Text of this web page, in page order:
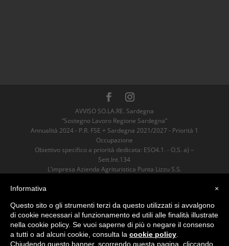
AVVISO SO.LA.RE. Sardegna
“Sostegno Lavoro Regione Sardegna”
Annualità 2024 - P.R. FSE + Sardegna 2021/2027 - Priorità 1
Occupazione
Obiettivo specifico a priorità dedicata: ESO4.1. - O.S. a) –
Sett.Int.134
L’impresa Azienda Agrituristica Punta Lizzu S.S.
4600,00.
Azienda Agrituristica Punta Lizzu
Loc. Ofricatu, 08029 Siniscola (NU)
×
Informativa
Questo sito o gli strumenti terzi da questo utilizzati si avvalgono
di cookie necessari al funzionamento ed utili alle finalità illustrate
nella cookie policy. Se vuoi saperne di più o negare il consenso
a tutti o ad alcuni cookie, consulta la cookie policy
Chiudendo questo banner, scorrendo questa pagina, cliccando